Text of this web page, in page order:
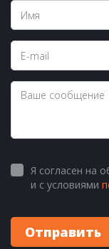
Я согласен на
и с условиями
Отправить